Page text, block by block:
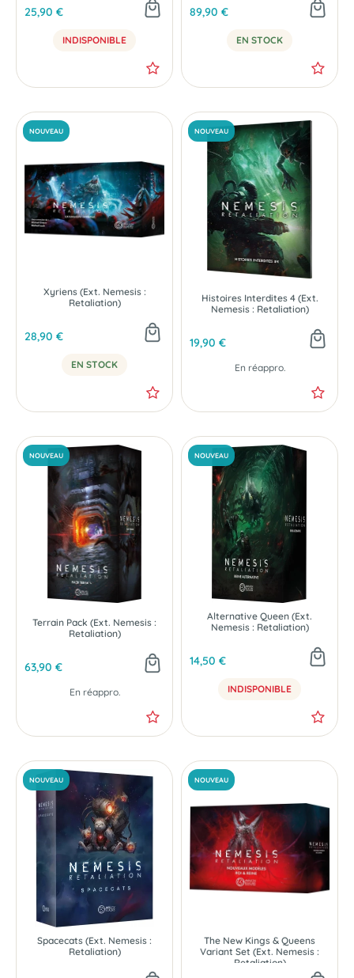
25,90 €
INDISPONIBLE
89,90 €
EN STOCK
NOUVEAU
Xyriens (Ext. Nemesis :
Retaliation)
28,90 €
EN STOCK NOUVEAU
Histoires Interdites 4 (Ext.
Nemesis : Retaliation)
19,90 €
En réappro.
NOUVEAU
Terrain Pack (Ext. Nemesis :
Retaliation)
63,90 €
En réappro.
Alternative Queen (Ext.
Nemesis : Retaliation)
14,50 €
INDISPONIBLE
Spacecats (Ext. Nemesis :
Retaliation)
The New Kings & Queens
Variant Set (Ext. Nemesis :
Retaliation)